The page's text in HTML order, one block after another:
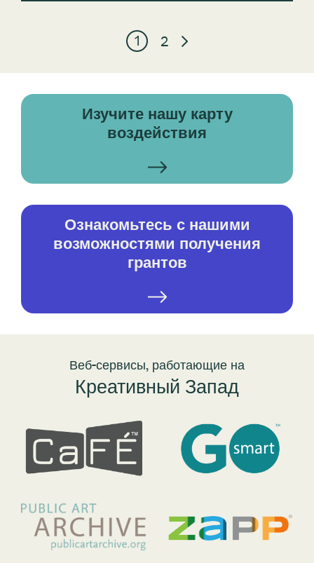
1 2
Изучите нашу карту
воздействия
Ознакомьтесь с нашими
возможностями получения
грантов
Веб-сервисы, работающие на
Креативный Запад